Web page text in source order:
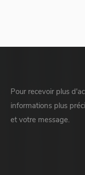
Pour recevoir plus
informations plus
et votre message.